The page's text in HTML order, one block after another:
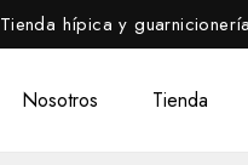
Tienda hípica y
Nosotros Tienda